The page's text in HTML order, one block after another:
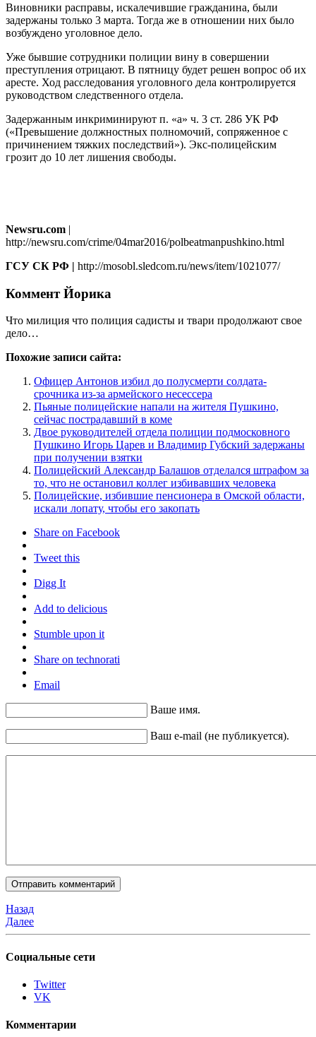
Виновники расправы, искалечившие гражданина, были
задержаны только 3 марта. Тогда же в отношении них было
возбуждено уголовное дело.
Уже бывшие сотрудники полиции вину в совершении
преступления отрицают. В пятницу будет решен вопрос об их
аресте. Ход расследования уголовного дела контролируется
руководством следственного отдела.
Задержанным инкриминируют п. «а» ч. 3 ст. 286 УК РФ
(«Превышение должностных полномочий, сопряженное с
причинением тяжких последствий»). Экс-полицейским
грозит до 10 лет лишения свободы.
Newsru.com |
http://newsru.com/crime/04mar2016/polbeatmanpushkino.html
ГСУ СК РФ | http://mosobl.sledcom.ru/news/item/1021077/
Коммент Йорика
Что милиция что полиция садисты и твари продолжают свое
дело…
Похожие записи сайта:
Офицер Антонов избил до полусмерти солдата-
срочника из-за армейского несессера
Пьяные полицейские напали на жителя Пушкино,
сейчас пострадавший в коме
Двое руководителей отдела полиции подмосковного
Пушкино Игорь Царев и Владимир Губский задержаны
при получении взятки
Полицейский Александр Балашов отделался штрафом за
то, что не остановил коллег избивавших человека
Полицейские, избившие пенсионера в Омской области,
искали лопату, чтобы его закопать
Share on Facebook
Tweet this
Digg It
Add to delicious
Stumble upon it
Share on technorati
Email
Ваше имя.
Ваш e-mail (не публикуется).
Назад
Далее
Социальные сети
Twitter
VK
Комментарии